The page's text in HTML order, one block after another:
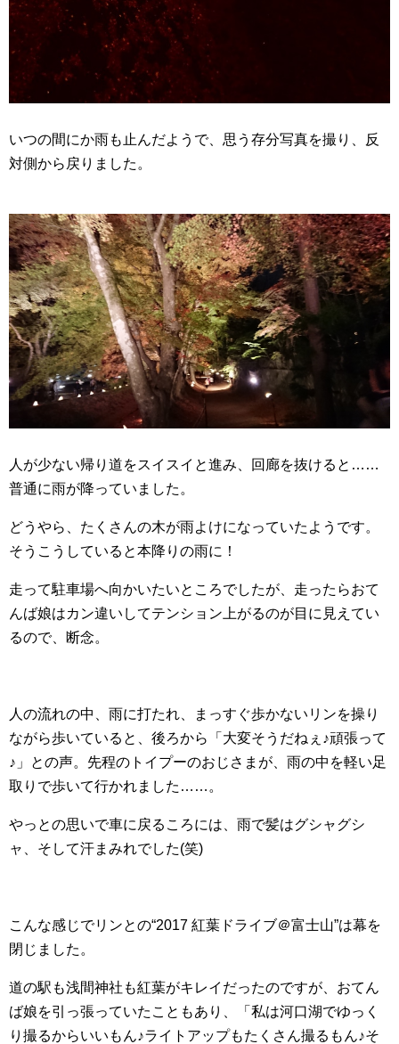
いつの間にか雨も止んだようで、思う存分写真を撮り、反
対側から戻りました。
人が少ない帰り道をスイスイと進み、回廊を抜けると……
普通に雨が降っていました。
どうやら、たくさんの木が雨よけになっていたようです。
そうこうしていると本降りの雨に！
走って駐車場へ向かいたいところでしたが、走ったらおて
んば娘はカン違いしてテンション上がるのが目に見えてい
るので、断念。
人の流れの中、雨に打たれ、まっすぐ歩かないリンを操り
ながら歩いていると、後ろから「大変そうだねぇ♪頑張って
♪」との声。先程のトイプーのおじさまが、雨の中を軽い足
取りで歩いて行かれました……。
やっとの思いで車に戻るころには、雨で髪はグシャグシ
ャ、そして汗まみれでした(笑)
こんな感じでリンとの“2017 紅葉ドライブ＠富士山”は幕を
閉じました。
道の駅も浅間神社も紅葉がキレイだったのですが、おてん
ば娘を引っ張っていたこともあり、「私は河口湖でゆっく
り撮るからいいもん♪ライトアップもたくさん撮るもん♪そ